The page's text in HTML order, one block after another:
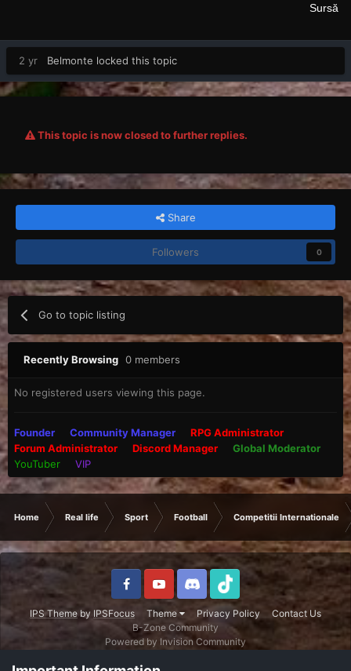
Sursă
2 yr Belmonte locked this topic
This topic is now closed to further replies.
Share
Followers 0
Go to topic listing
Recently Browsing 0 members
No registered users viewing this page.
Founder Community Manager
RPG Administrator
Forum Administrator
Discord Manager
Global Moderator
YouTuber
VIP
Home Real life Sport Football Competitii Internationale
IPS Theme by IPSFocus Theme Privacy Policy
Contact Us
B-Zone Community
Powered by Invision Community